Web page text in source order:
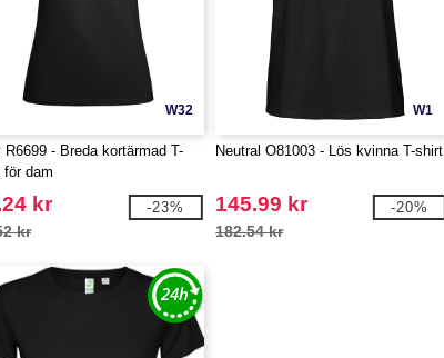
W32
R6699 - Breda kortärmad T-
för dam
kr
kr
-23%
W1
Neutral O81003 - Lös kvinna T-shirt
145.99 kr
182.54 kr
-20%